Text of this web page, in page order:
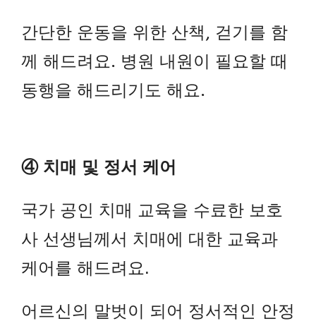
간단한 운동을 위한 산책, 걷기를 함
께 해드려요. 병원 내원이 필요할 때
동행을 해드리기도 해요.
④ 치매 및 정서 케어
국가 공인 치매 교육을 수료한 보호
사 선생님께서 치매에 대한 교육과
케어를 해드려요.
어르신의 말벗이 되어 정서적인 안정